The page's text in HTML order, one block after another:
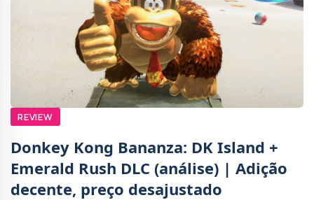
REVIEW
Donkey Kong Bananza: DK Island +
Emerald Rush DLC (análise) | Adição
decente, preço desajustado